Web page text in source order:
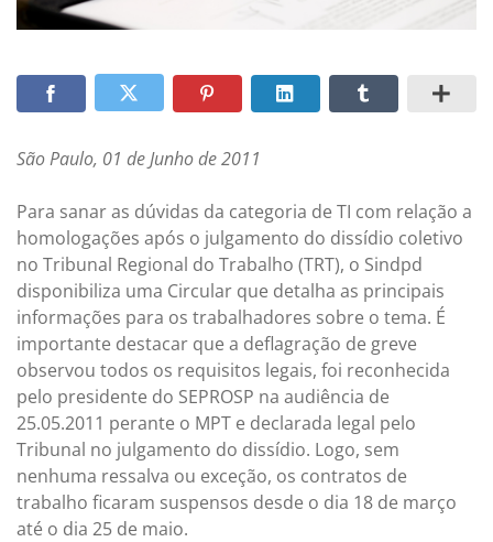
São Paulo, 01 de Junho de 2011
Para sanar as dúvidas da categoria de TI com relação a
homologações após o julgamento do dissídio coletivo
no Tribunal Regional do Trabalho (TRT), o Sindpd
disponibiliza uma Circular que detalha as principais
informações para os trabalhadores sobre o tema. É
importante destacar que a deflagração de greve
observou todos os requisitos legais, foi reconhecida
pelo presidente do SEPROSP na audiência de
25.05.2011 perante o MPT e declarada legal pelo
Tribunal no julgamento do dissídio. Logo, sem
nenhuma ressalva ou exceção, os contratos de
trabalho ficaram suspensos desde o dia 18 de março
até o dia 25 de maio.